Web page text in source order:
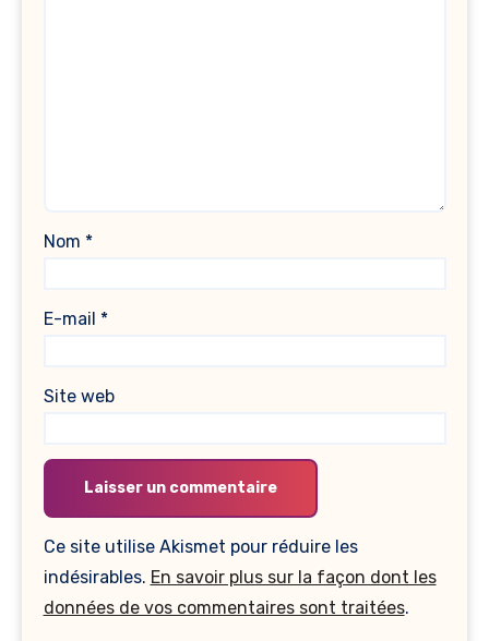
Nom *
E-mail *
Site web
Ce site utilise Akismet pour réduire les
indésirables. En savoir plus sur la façon dont les
données de vos commentaires sont traitées.